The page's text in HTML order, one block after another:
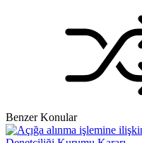
Benzer Konular